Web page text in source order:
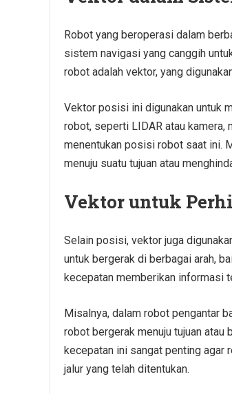
Robot yang beroperasi dalam
sistem navigasi yang canggih
robot adalah vektor, yang
Vektor posisi ini digunakan untuk
robot, seperti LIDAR atau kamera,
menentukan posisi robot saat ini.
menuju suatu tujuan atau
Vektor untuk
Selain posisi, vektor juga
untuk bergerak di berbagai arah,
kecepatan memberikan informasi
Misalnya, dalam robot pengantar
robot bergerak menuju tujuan atau
kecepatan ini sangat penting agar
jalur yang telah ditentukan.